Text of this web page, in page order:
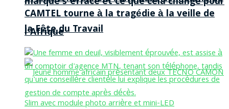
l’Afrique
CAMTEL tourne à la tragédie à la veille de
la Fête du Travail